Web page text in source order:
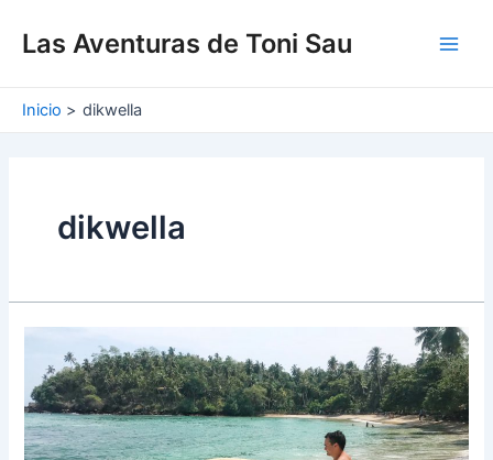
Las Aventuras de Toni Sau
Inicio dikwella
dikwella